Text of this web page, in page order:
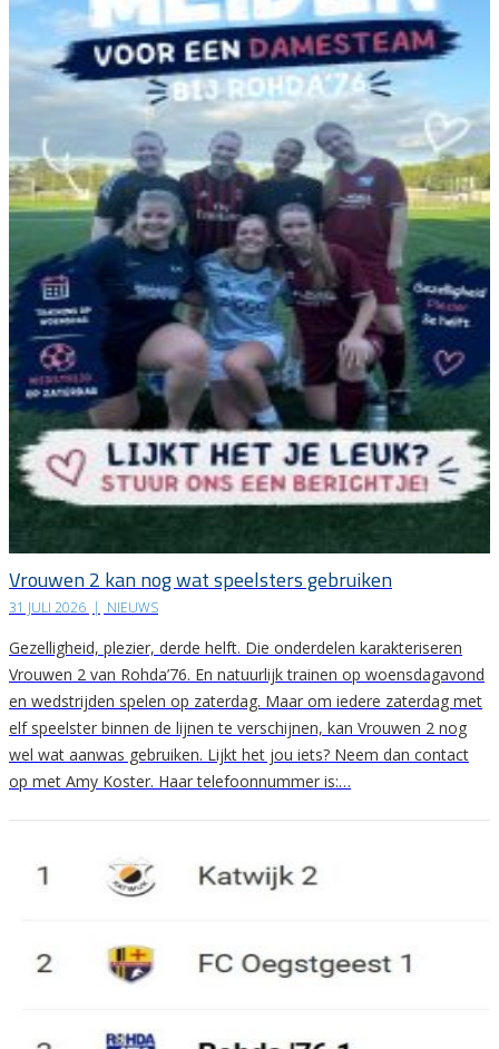
Vrouwen 2 kan nog wat speelsters gebruiken
31 JULI 2026 | NIEUWS
Gezelligheid, plezier, derde helft. Die onderdelen karakteriseren
Vrouwen 2 van Rohda’76. En natuurlijk trainen op woensdagavond
en wedstrijden spelen op zaterdag. Maar om iedere zaterdag met
elf speelster binnen de lijnen te verschijnen, kan Vrouwen 2 nog
wel wat aanwas gebruiken. Lijkt het jou iets? Neem dan contact
op met Amy Koster. Haar telefoonnummer is:…